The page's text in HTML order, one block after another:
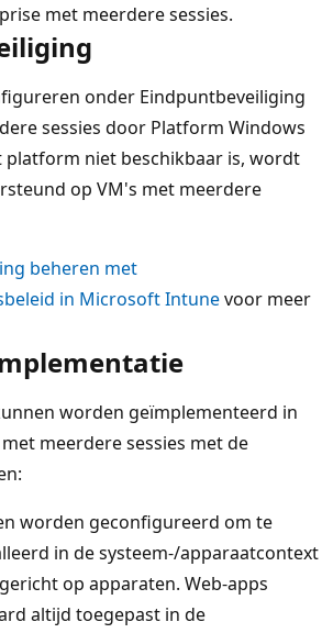
met meerdere sessies.
onder Eindpuntbeveiliging
sessies door Platform Windows
platform niet beschikbaar is, wordt
op VM's met meerdere
beheren met
in Microsoft Intunevoor meer
worden geïmplementeerd in
meerdere sessies met de
worden geconfigureerd om te
in de systeem-/apparaatcontext
op apparaten. Web-apps
altijd toegepast in de